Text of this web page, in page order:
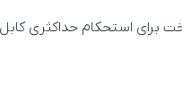
برای استحکام حداکثری